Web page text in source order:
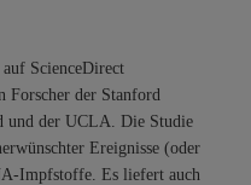
ScienceDirect
Forscher der Stanford
und der UCLA. Die Studie
Ereignisse (oder
Impfstoffe. Es liefert auch